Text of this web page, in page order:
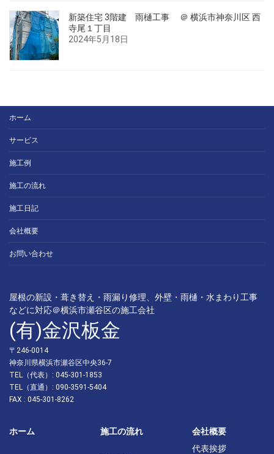
新築住宅 3階建 雨樋工事 ＠ 横浜市神奈川区 西
寺尾１丁目
2024年5月18日
ホーム
サービス
施工例
施工の流れ
施工日記
会社概要
お問い合わせ
屋根の新設・葺き替え・雨漏り修理、外壁・雨樋・水まわり工事
などに対応＠横浜市瀬谷区の施工会社
(有)金沢板金
〒246-0014
神奈川県横浜市瀬谷区中央36-7
TEL（代表）: 045-301-1853
TEL（直通）: 090-3591-5404
FAX : 045-301-8262
ホーム 施工の流れ
会社概要
代表挨拶